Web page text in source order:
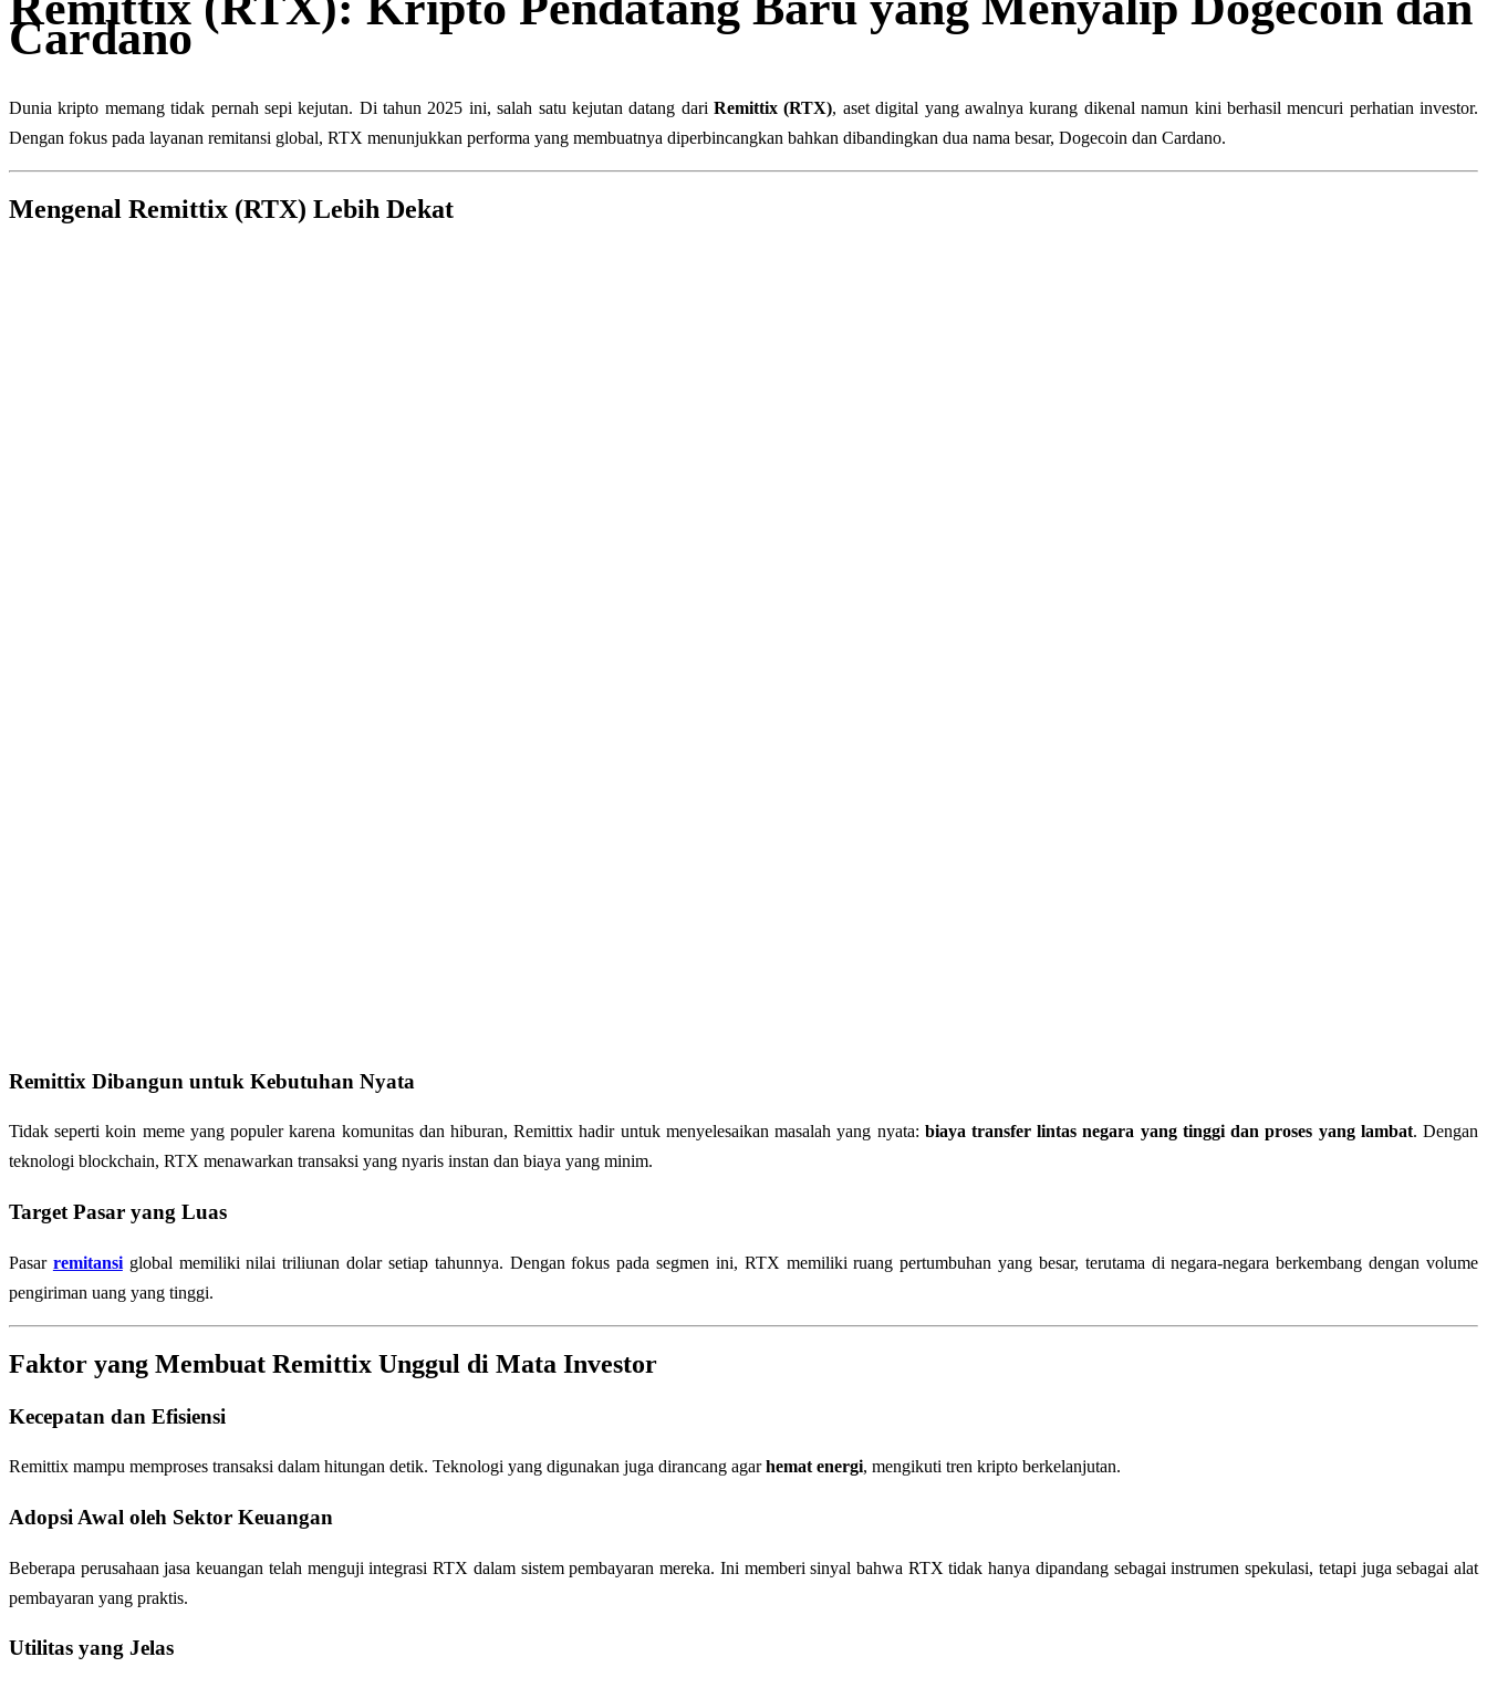
Cardano
Dunia kripto memang tidak pernah sepi kejutan. Di tahun 2025 ini, salah satu kejutan datang dariRemittix (RTX), aset digital yang awalnya kurang dikenal namun kini berhasil mencuri perhatian investor.
Dengan fokus pada layanan remitansi global, RTX menunjukkan performa yang membuatnya diperbincangkan bahkan dibandingkan dua nama besar, Dogecoin dan Cardano.
Mengenal Remittix (RTX) Lebih Dekat
Remittix Dibangun untuk Kebutuhan Nyata
Tidak seperti koin meme yang populer karena komunitas dan hiburan, Remittix hadir untuk menyelesaikan masalah yang nyata: biaya transfer lintas negara yang tinggi dan proses yang lambat. Dengan
teknologi blockchain, RTX menawarkan transaksi yang nyaris instan dan biaya yang minim.
Target Pasar yang Luas
Pasar remitansiglobal memiliki nilai triliunan dolar setiap tahunnya. Dengan fokus pada segmen ini, RTX memiliki ruang pertumbuhan yang besar, terutama di negara-negara berkembang dengan volume
pengiriman uang yang tinggi.
Faktor yang Membuat Remittix Unggul di Mata Investor
Kecepatan dan Efisiensi
Remittix mampu memproses transaksi dalam hitungan detik. Teknologi yang digunakan juga dirancang agarhemat energi, mengikuti tren kripto berkelanjutan.
Adopsi Awal oleh Sektor Keuangan
Beberapa perusahaan jasa keuangan telah menguji integrasi RTX dalam sistem pembayaran mereka. Ini memberi sinyal bahwa RTX tidak hanya dipandang sebagai instrumen spekulasi, tetapi juga sebagai alat
pembayaran yang praktis.
Utilitas yang Jelas